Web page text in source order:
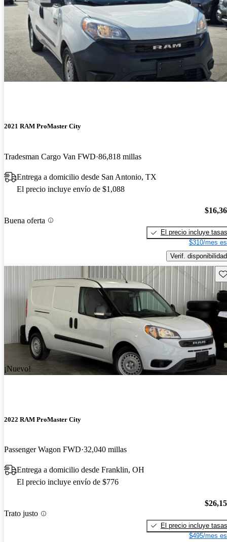
2021 RAM ProMaster City
Tradesman Cargo Van FWD 86,818 millas
Entrega a domicilio desde San Antonio, TX
El precio incluye envío de $1,088
Buena oferta
El precio incluye tasas
$310/mes
Verif. disponibilidad
¡Nuevo!
2022 RAM ProMaster City
Passenger Wagon FWD 32,040 millas
Entrega a domicilio desde Franklin, OH
El precio incluye envío de $776
Trato justo
El precio incluye tasas
$495/mes